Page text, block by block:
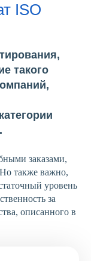
ISO
такого
заказами,
также важно,
уровень
за
описанного в